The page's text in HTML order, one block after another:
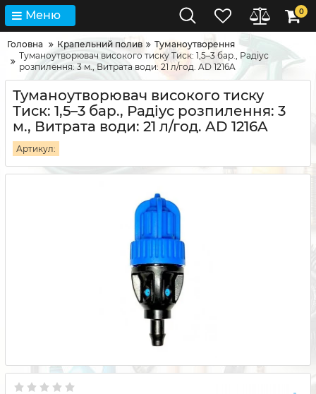
Меню 0
Головна Крапельний полив
Туманоутворення
Туманоутворювач високого тиску Тиск: 1,5–3 бар., Радіус
розпилення: 3 м., Витрата води: 21 л/год. AD 1216A
Туманоутворювач високого тиску
Тиск: 1,5–3 бар., Радіус розпилення: 3
м., Витрата води: 21 л/год. AD 1216A
Артикул: